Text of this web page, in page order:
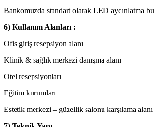
Bankomuzda standart olarak LED aydınlatma
6) Kullanım Alanları :
Ofis giriş resepsiyon alanı
Klinik & sağlık merkezi danışma alanı
Otel resepsiyonları
Eğitim kurumları
Estetik merkezi – güzellik salonu karşılama alanı